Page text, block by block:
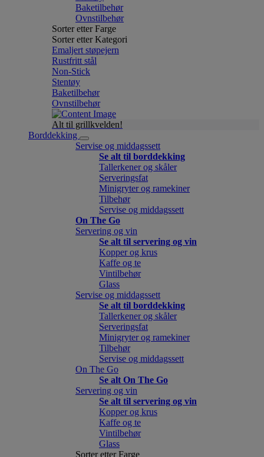
Baketilbehør
Ovnstilbehør
Sorter etter Farge
Sorter etter Kategori
Emaljert støpejern
Rustfritt stål
Non-Stick
Stentøy
Baketilbehør
Ovnstilbehør
Alt til grillkvelden!
Borddekking
Servise og middagssett
Se alt til borddekking
Tallerkener og skåler
Serveringsfat
Minigryter og ramekiner
Tilbehør
Servise og middagssett
On The Go
Servering og vin
Se alt til servering og vin
Kopper og krus
Kaffe og te
Vintilbehør
Glass
Servise og middagssett
Se alt til borddekking
Tallerkener og skåler
Serveringsfat
Minigryter og ramekiner
Tilbehør
Servise og middagssett
On The Go
Se alt On The Go
Servering og vin
Se alt til servering og vin
Kopper og krus
Kaffe og te
Vintilbehør
Glass
Sorter etter Farge